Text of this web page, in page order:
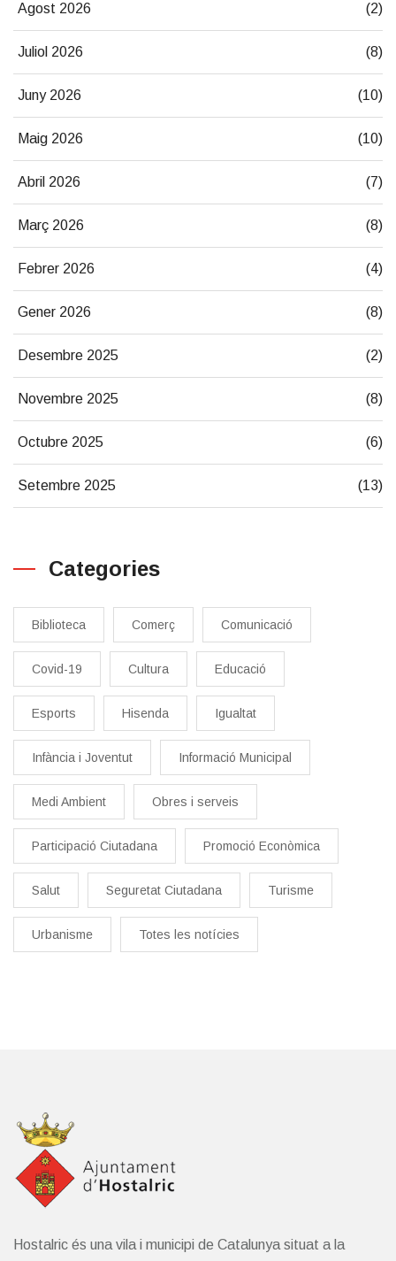
Agost 2026 (2)
Juliol 2026 (8)
Juny 2026 (10)
Maig 2026 (10)
Abril 2026 (7)
Març 2026 (8)
Febrer 2026 (4)
Gener 2026 (8)
Desembre 2025 (2)
Novembre 2025 (8)
Octubre 2025 (6)
Setembre 2025 (13)
Categories
Biblioteca Comerç Comunicació
Covid-19 Cultura Educació
Esports Hisenda Igualtat
Infància i Joventut Informació Municipal
Medi Ambient Obres i serveis
Participació Ciutadana Promoció Econòmica
Salut Seguretat Ciutadana Turisme
Urbanisme Totes les notícies
Hostalric és una vila i municipi de Catalunya situat a la